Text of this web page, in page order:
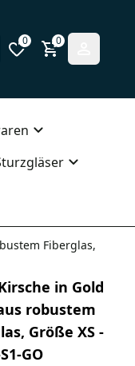
0 0
Fiberglas,
in Gold
robustem
Größe XS -
GO